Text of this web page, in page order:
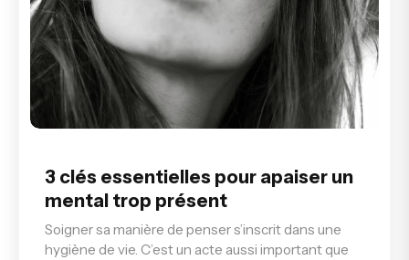
3 clés essentielles pour apaiser un
mental trop présent
Soigner sa manière de penser s’inscrit dans une
hygiène de vie. C’est un acte aussi important que